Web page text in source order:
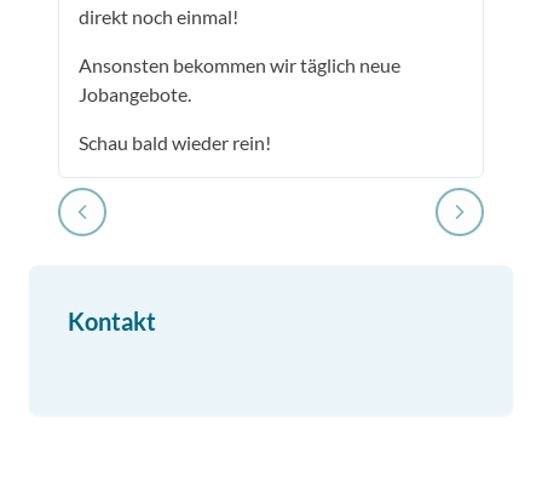
direkt noch einmal!
Ansonsten bekommen wir täglich neue
Jobangebote.
Schau bald wieder rein!
Kontakt